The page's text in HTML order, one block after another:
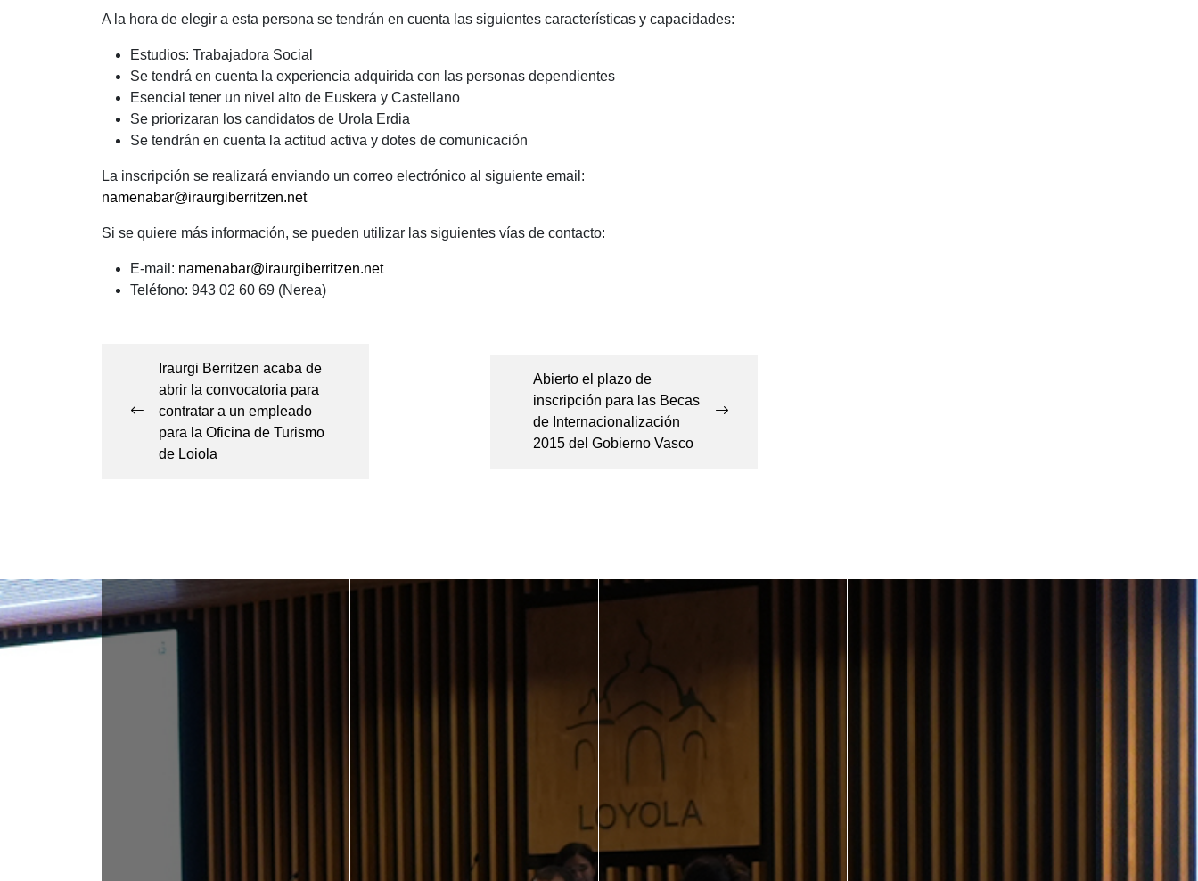
A la hora de elegir a esta persona se tendrán en cuenta las siguientes características y capacidades:
Estudios: Trabajadora Social
Se tendrá en cuenta la experiencia adquirida con las personas dependientes
Esencial tener un nivel alto de Euskera y Castellano
Se priorizaran los candidatos de Urola Erdia
Se tendrán en cuenta la actitud activa y dotes de comunicación
La inscripción se realizará enviando un correo electrónico al siguiente email:
namenabar@iraurgiberritzen.net
Si se quiere más información, se pueden utilizar las siguientes vías de contacto:
E-mail: namenabar@iraurgiberritzen.net
Teléfono: 943 02 60 69 (Nerea)
entradas
Iraurgi Berritzen acaba de
abrir la convocatoria para
contratar a un empleado
para la Oficina de Turismo
de Loiola
Abierto el plazo de
inscripción para las Becas
de Internacionalización
2015 del Gobierno Vasco